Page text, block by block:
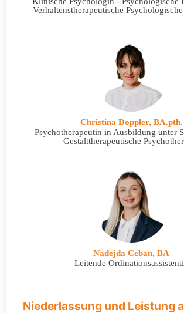
Verhaltenstherapeutische
Christina Doppler, BA.pth.
Psychotherapeutin in Ausbildung unter
Gestalttherapeutische
Nadejda Ceban, BA
Leitende
Niederlassung und Leistung